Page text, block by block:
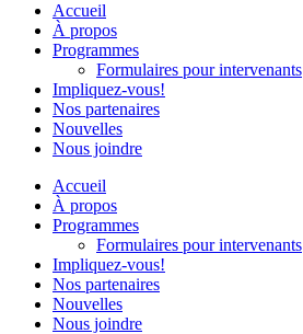
Accueil
À propos
Programmes
Formulaires pour intervenants
Impliquez-vous!
Nos partenaires
Nouvelles
Nous joindre
Accueil
À propos
Programmes
Formulaires pour intervenants
Impliquez-vous!
Nos partenaires
Nouvelles
Nous joindre